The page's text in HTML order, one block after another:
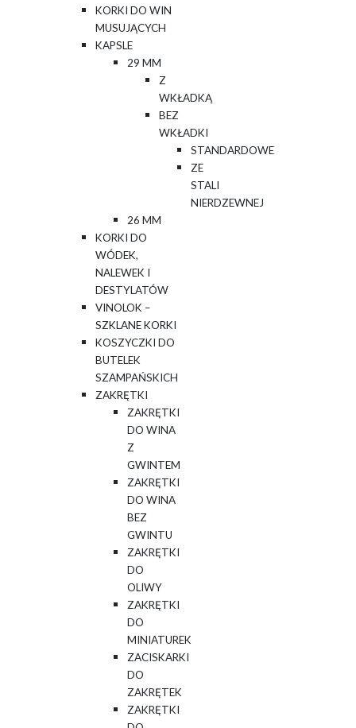
KORKI DO WIN
MUSUJĄCYCH
KAPSLE
29 MM
Z
WKŁADKĄ
BEZ
WKŁADKI
STANDARDOWE
ZE
STALI
NIERDZEWNEJ
26 MM
KORKI DO
WÓDEK,
NALEWEK I
DESTYLATÓW
VINOLOK –
SZKLANE KORKI
KOSZYCZKI DO
BUTELEK
SZAMPAŃSKICH
ZAKRĘTKI
ZAKRĘTKI
DO WINA
Z
GWINTEM
ZAKRĘTKI
DO WINA
BEZ
GWINTU
ZAKRĘTKI
DO
OLIWY
ZAKRĘTKI
DO
MINIATUREK
ZACISKARKI
DO
ZAKRĘTEK
ZAKRĘTKI